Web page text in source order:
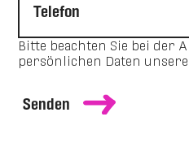
Telefon
Bitte beachten Sie bei der
persönlichen Daten unsere
Senden